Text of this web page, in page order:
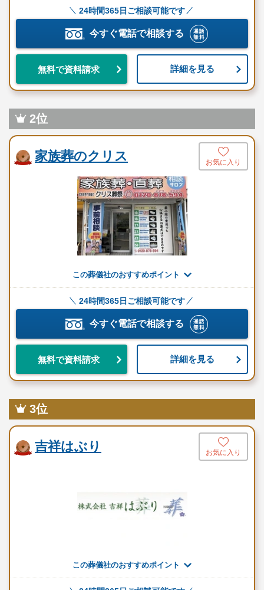
家族葬プラン（250,000円～）（税抜）
プランに含まれる設備・サービス
火葬場までのお車
お棺
スタッフ1名
花祭壇
枕飾り
※セットプランに含まれない内容、飲食接待費（料理、飲物、返
礼品、式場料、火葬場関係費、宗教者費用など）諸条件により変
動する費用は、人数と内容に応じて別料金がかかります。
所（式場、火葬場）・宗教形式などを葬儀社と擦り合わせること
一般葬プラン（350,000円～）（税抜）
霊柩車
施行管理費
スタッフ2名
遺影写真
※セットプランに含まれない内容、飲食接待費（料理、飲物、返
24時間365日ご相談可能です
今すぐ電話で相談する
無料で資料請求 詳細を見る
2位
家族葬のクリス お気に入り
この葬儀社のおすすめポイント
24時間365日ご相談可能です
今すぐ電話で相談する
無料で資料請求 詳細を見る
3位
吉祥はぶり お気に入り
この葬儀社のおすすめポイント